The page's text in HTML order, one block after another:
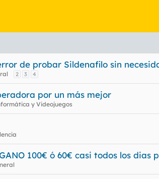
de probar Sildenafilo sin
2 3 4
por un más mejor
y Videojuegos
100€ ó 60€ casi todos los